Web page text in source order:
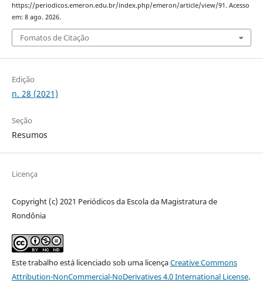
https://periodicos.emeron.edu.br/index.php/emeron/article/view/91. Acesso
em: 8 ago. 2026.
Fomatos de Citação
Edição
n. 28 (2021)
Seção
Resumos
Licença
Copyright (c) 2021 Periódicos da Escola da Magistratura de
Rondônia
Este trabalho está licenciado sob uma licençaCreative Commons
Attribution-NonCommercial-NoDerivatives 4.0 International License.